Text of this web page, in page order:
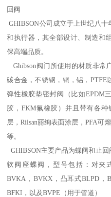
回阀
GHIBSON公司成立于上世纪八
和执行器，其全部设计、制造和
保高端品质。
Ghibson阀门所使用的材质非常
碳合金，不锈钢，铜，铝，PTFE
弹性橡胶垫密封阀（比如EPDM
胶，FKM氟橡胶）并且带有各
层，Rilsan丽绚表面涂层，PFA可
等。
GHIBSON主要产品为蝶阀和止回
软阀座蝶阀，型号包括：对夹
BVKA，BVKX，凸耳式BLPD
BFKI，以及BVPE（用于管道）